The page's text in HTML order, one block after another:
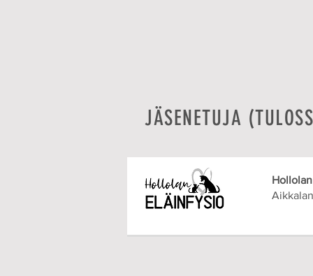
JÄSENETUJA